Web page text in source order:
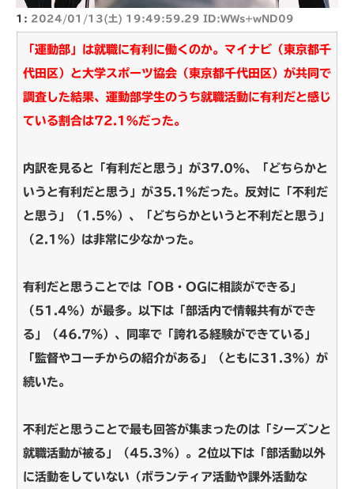
1: 2024/01/13(土) 19:49:59.29 ID:WWs+wND09
「運動部」は就職に有利に働くのか。マイナビ（東京都千
代田区）と大学スポーツ協会（東京都千代田区）が共同で
調査した結果、運動部学生のうち就職活動に有利だと感じ
ている割合は72.1％だった。
内訳を見ると「有利だと思う」が37.0％、「どちらかと
いうと有利だと思う」が35.1％だった。反対に「不利だ
と思う」（1.5％）、「どちらかというと不利だと思う」
（2.1％）は非常に少なかった。
有利だと思うことでは「OB・OGに相談ができる」
（51.4％）が最多。以下は「部活内で情報共有ができ
る」（46.7％）、同率で「誇れる経験ができている」
「監督やコーチからの紹介がある」（ともに31.3％）が
続いた。
不利だと思うことで最も回答が集まったのは「シーズンと
就職活動が被る」（45.3％）。2位以下は「部活動以外
に活動をしていない（ボランティア活動や課外活動な